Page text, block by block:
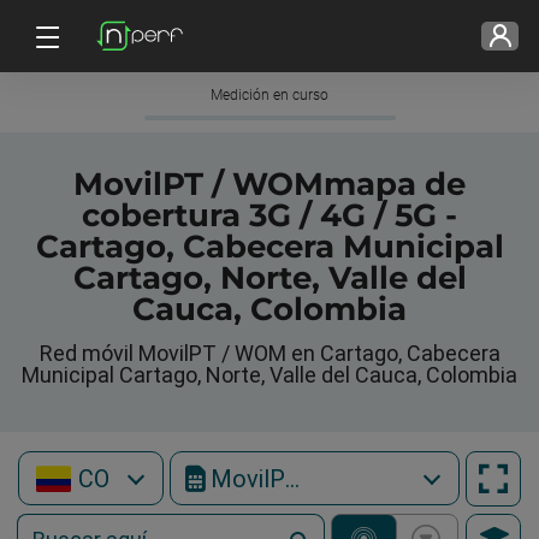
Medición en curso
MovilPT / WOMmapa de
cobertura 3G / 4G / 5G -
Cartago, Cabecera Municipal
Cartago, Norte, Valle del
Cauca, Colombia
Red móvil MovilPT / WOM en Cartago, Cabecera
Municipal Cartago, Norte, Valle del Cauca, Colombia
CO MovilPT / WOM